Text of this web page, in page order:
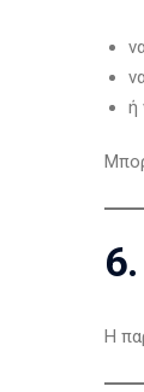
ή
Η